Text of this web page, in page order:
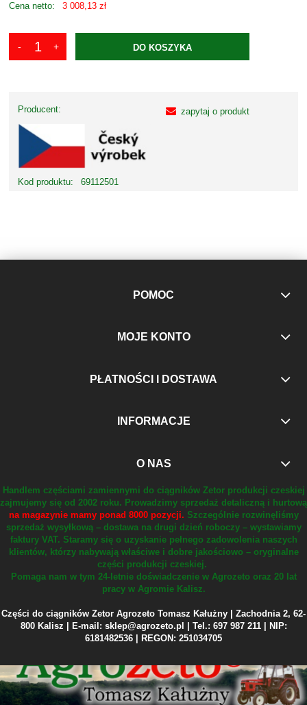
Cena netto: 3 008,13 zł
DO KOSZYKA
Producent:
Kod produktu: 69112501
zapytaj o produkt
POMOC
MOJE KONTO
PŁATNOŚCI I DOSTAWA
INFORMACJE
O NAS
Handlem częściami zamiennymi do ciągników Zetor produkcji czeskiej
zajmujemy się od 2002 roku. Prowadzimy sprzedaż detaliczną i hurtową
na magazynie mamy ponad 8000 pozycji. Szczególnie rozwinęliśmy
sprzedaż wysyłkową – dostawa na drugi dzień roboczy – wystawiamy
faktury VAT. Staramy się o uzyskanie pełnego zadowolenia naszych
klientów, którzy nabywają właściwe i dobre jakościowo – oryginalne
części produkcji czeskiej.
Pomaga nam w tym 24-letnie doświadczenie w Agrozeto oraz 20 lat
pracy w Agromie Kalisz.
Części do ciągników Zetor Agrozeto Tomasz Kałużny | Zachodnia 2, 62-
800 Kalisz | E-mail: sklep@agrozeto.pl | Tel.: 697 987 211 | NIP:
6181482536 | REGON: 251034705